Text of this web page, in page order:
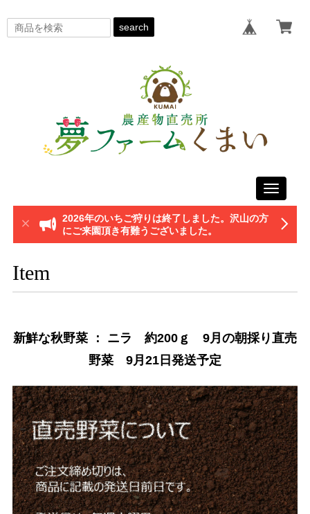
search
Toggle
2026年のいちご狩りは終了しました。沢山の方
にご来園頂き有難うございました。
Item
新鮮な秋野菜 ： ニラ 約200ｇ 9月の朝採り直売
野菜 9月21日発送予定